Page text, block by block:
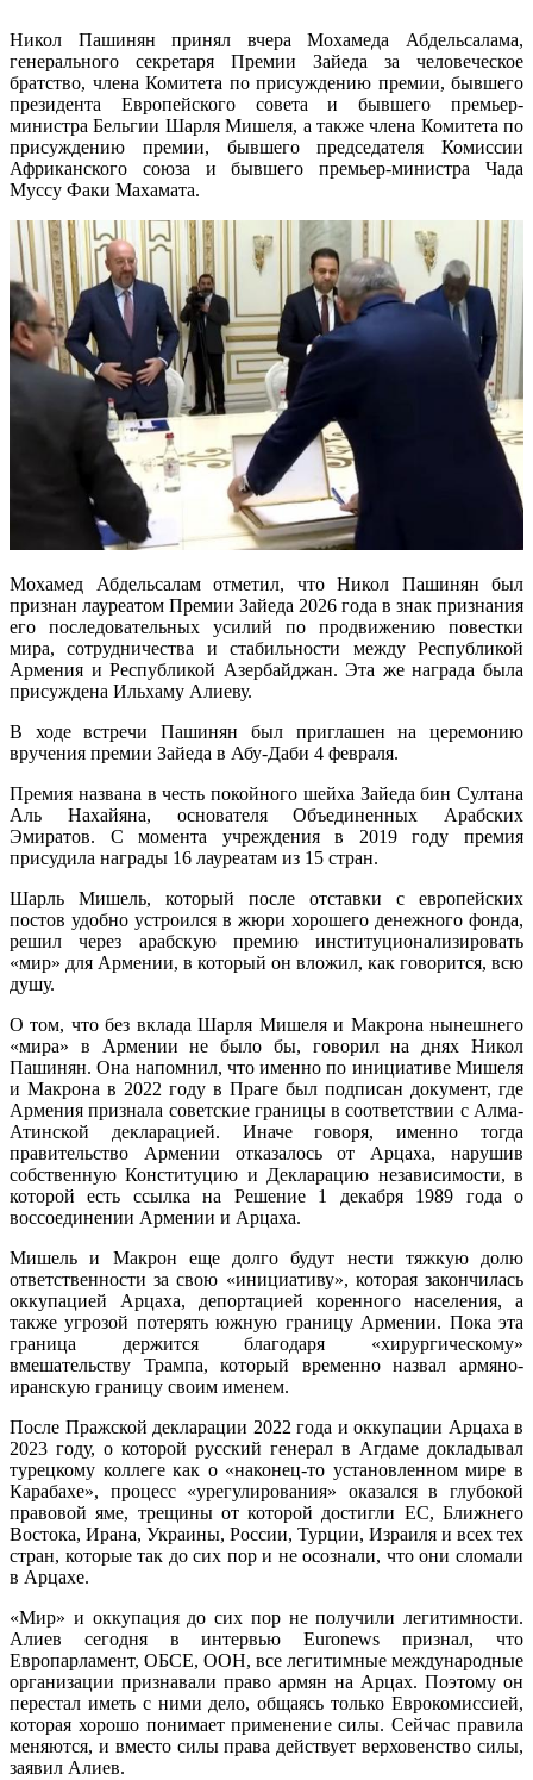
Никол Пашинян принял вчера Мохамеда Абдельсалама,
генерального секретаря Премии Зайеда за человеческое
братство, члена Комитета по присуждению премии, бывшего
президента Европейского совета и бывшего премьер-
министра Бельгии Шарля Мишеля, а также члена Комитета по
присуждению премии, бывшего председателя Комиссии
Африканского союза и бывшего премьер-министра Чада
Муссу Факи Махамата.
Мохамед Абдельсалам отметил, что Никол Пашинян был
признан лауреатом Премии Зайеда 2026 года в знак признания
его последовательных усилий по продвижению повестки
мира, сотрудничества и стабильности между Республикой
Армения и Республикой Азербайджан. Эта же награда была
присуждена Ильхаму Алиеву.
В ходе встречи Пашинян был приглашен на церемонию
вручения премии Зайеда в Абу-Даби 4 февраля.
Премия названа в честь покойного шейха Зайеда бин Султана
Аль Нахайяна, основателя Объединенных Арабских
Эмиратов. С момента учреждения в 2019 году премия
присудила награды 16 лауреатам из 15 стран.
Шарль Мишель, который после отставки с европейских
постов удобно устроился в жюри хорошего денежного фонда,
решил через арабскую премию институционализировать
«мир» для Армении, в который он вложил, как говорится, всю
душу.
О том, что без вклада Шарля Мишеля и Макрона нынешнего
«мира» в Армении не было бы, говорил на днях Никол
Пашинян. Она напомнил, что именно по инициативе Мишеля
и Макрона в 2022 году в Праге был подписан документ, где
Армения признала советские границы в соответствии с Алма-
Атинской декларацией. Иначе говоря, именно тогда
правительство Армении отказалось от Арцаха, нарушив
собственную Конституцию и Декларацию независимости, в
которой есть ссылка на Решение 1 декабря 1989 года о
воссоединении Армении и Арцаха.
Мишель и Макрон еще долго будут нести тяжкую долю
ответственности за свою «инициативу», которая закончилась
оккупацией Арцаха, депортацией коренного населения, а
также угрозой потерять южную границу Армении. Пока эта
граница держится благодаря «хирургическому»
вмешательству Трампа, который временно назвал армяно-
иранскую границу своим именем.
После Пражской декларации 2022 года и оккупации Арцаха в
2023 году, о которой русский генерал в Агдаме докладывал
турецкому коллеге как о «наконец-то установленном мире в
Карабахе», процесс «урегулирования» оказался в глубокой
правовой яме, трещины от которой достигли ЕС, Ближнего
Востока, Ирана, Украины, России, Турции, Израиля и всех тех
стран, которые так до сих пор и не осознали, что они сломали
в Арцахе.
«Мир» и оккупация до сих пор не получили легитимности.
Алиев сегодня в интервью Euronews признал, что
Европарламент, ОБСЕ, ООН, все легитимные международные
организации признавали право армян на Арцах. Поэтому он
перестал иметь с ними дело, общаясь только Еврокомиссией,
которая хорошо понимает применение силы. Сейчас правила
меняются, и вместо силы права действует верховенство силы,
заявил Алиев.